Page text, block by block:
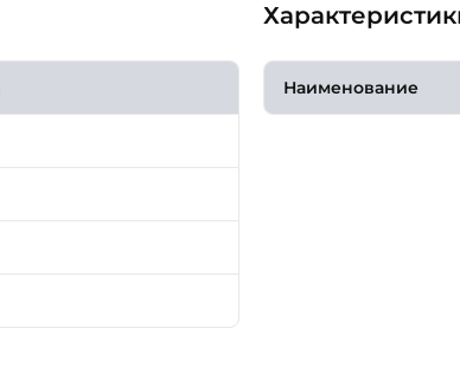
Наименование